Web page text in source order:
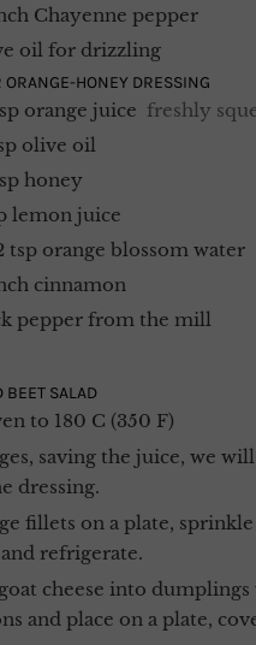
Chayenne pepper
oil for drizzling
ORANGE-HONEY DRESSING
orange juice freshly
olive oil
honey
lemon juice
tsp orange blossom water
cinnamon
pepper from the mill
BEET SALAD
to 180 C (350 F)
dressing.
refrigerate.
and place on a plate,